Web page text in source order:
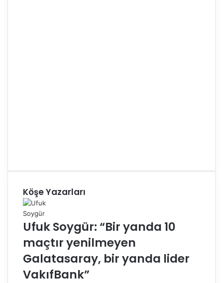
Köşe Yazarları
Ufuk Soygür: “Bir yanda 10
maçtır yenilmeyen
Galatasaray, bir yanda lider
VakıfBank”